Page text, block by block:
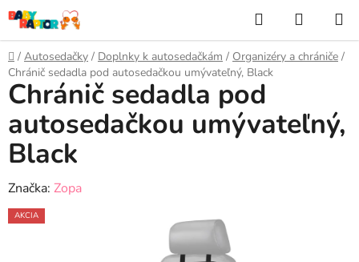
Prejsť
na
obsah
Hľadať
KOŠÍK
Domov
/ Autosedačky / Doplnky k autosedačkám / Organizéry a chrániče /
Chránič sedadla pod autosedačkou umývateľný, Black
Chránič sedadla pod
autosedačkou umývateľný,
Black
Značka: Zopa
AKCIA